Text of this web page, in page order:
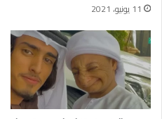
ل
م
ت
و
ر
ط
ي
ب
اً
و
ا
ل
س
د
11 يونيو، 2021